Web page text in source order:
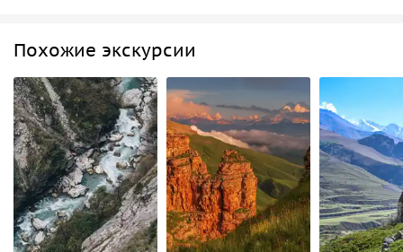
Похожие экскурсии